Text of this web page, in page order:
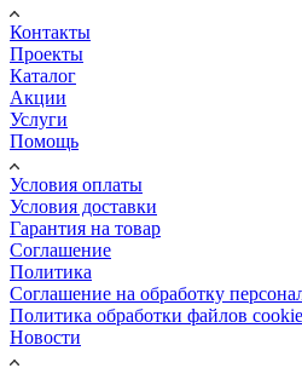
Контакты
Проекты
Каталог
Акции
Услуги
Помощь
Условия оплаты
Условия доставки
Гарантия на товар
Соглашение
Политика
Соглашение на обработку
Политика обработки файлов
Новости